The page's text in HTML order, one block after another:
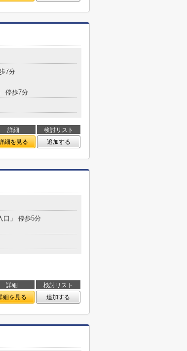
7分
停歩7分
詳細
検討リスト
細を見る 追加する
口」 停歩5分
詳細
検討リスト
細を見る 追加する